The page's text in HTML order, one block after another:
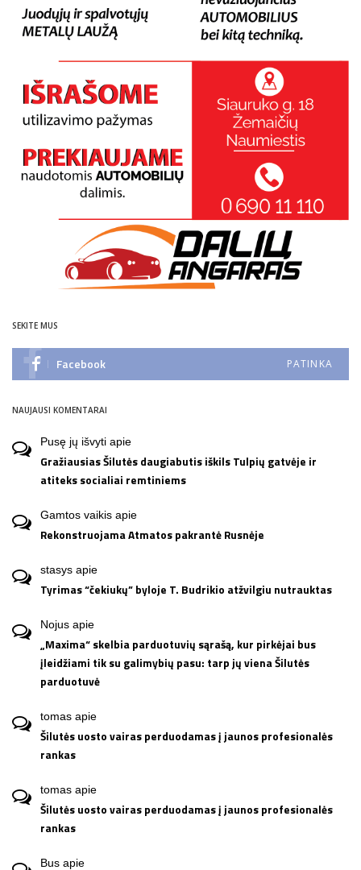
SEKITE MUS
Facebook PATINKA
NAUJAUSI KOMENTARAI
Pusę jų išvyti apie
Gražiausias Šilutės daugiabutis iškils Tulpių gatvėje ir
atiteks socialiai remtiniems
Gamtos vaikis apie
Rekonstruojama Atmatos pakrantė Rusnėje
stasys apie
Tyrimas “čekiukų” byloje T. Budrikio atžvilgiu nutrauktas
Nojus apie
„Maxima“ skelbia parduotuvių sąrašą, kur pirkėjai bus
įleidžiami tik su galimybių pasu: tarp jų viena Šilutės
parduotuvė
tomas apie
Šilutės uosto vairas perduodamas į jaunos profesionalės
rankas
tomas apie
Šilutės uosto vairas perduodamas į jaunos profesionalės
rankas
Bus apie